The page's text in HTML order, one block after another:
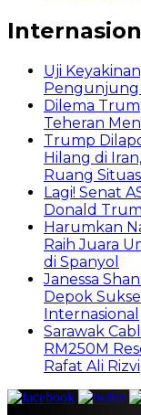
Uji
Pengunjung
Dilema
Teheran
Trump
Hilang di
Ruang
Lagi! Senat
Donald
Harumkan
Raih Juara
di Spanyol
Janessa
Depok
Internasional
Sarawak
RM250M
Rafat Ali Rizvi